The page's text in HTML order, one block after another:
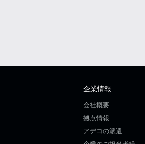
企業情報
会社概要
拠点情報
アデコの派遣